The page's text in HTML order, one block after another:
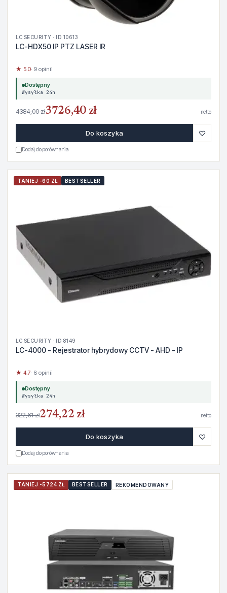
LC SECURITY · ID 10613
LC-HDX50 IP PTZ LASER IR
★ 5.0· 9 opinii
Dostępny
Wysyłka 24h
4384,00 zł3726,40 zł netto
Do koszyka ♡
Dodaj do porównania
TANIEJ -60 ZŁ BESTSELLER
LC SECURITY · ID 8149
LC-4000 - Rejestrator hybrydowy CCTV - AHD - IP
★ 4.7· 8 opinii
Dostępny
Wysyłka 24h
322,61 zł274,22 zł netto
Do koszyka ♡
Dodaj do porównania
TANIEJ -5724 ZŁ BESTSELLER REKOMENDOWANY